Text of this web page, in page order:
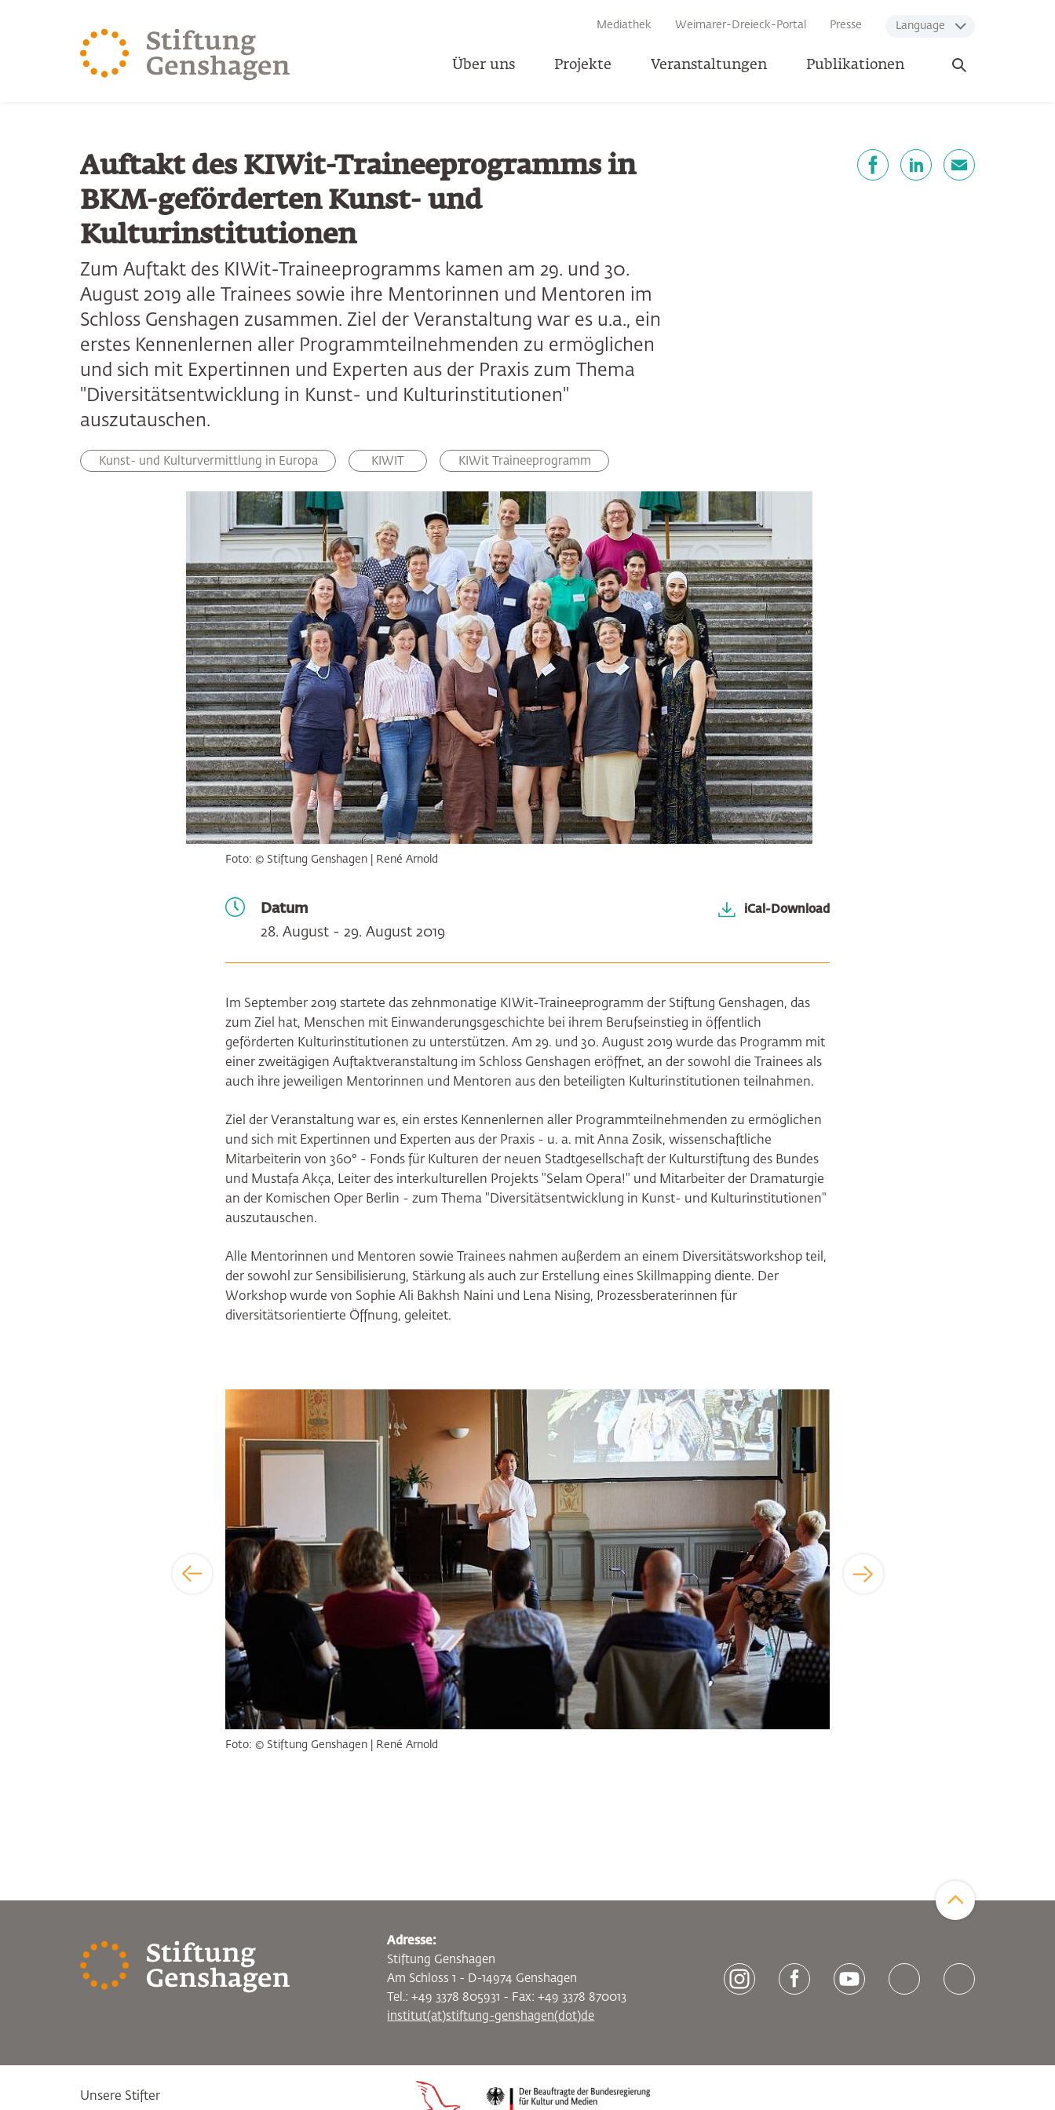
Mediathek Weimarer-Dreieck-Portal Presse Language
Über uns Projekte Veranstaltungen Publikationen
Suche
öffnen
Auftakt des KIWit-Traineeprogramms in
BKM-geförderten Kunst- und
Kulturinstitutionen
Zum Auftakt des KIWit-Traineeprogramms kamen am 29. und 30.
August 2019 alle Trainees sowie ihre Mentorinnen und Mentoren im
Schloss Genshagen zusammen. Ziel der Veranstaltung war es u.a., ein
erstes Kennenlernen aller Programmteilnehmenden zu ermöglichen
und sich mit Expertinnen und Experten aus der Praxis zum Thema
"Diversitätsentwicklung in Kunst- und Kulturinstitutionen"
auszutauschen.
Kunst- und Kulturvermittlung in Europa KIWIT KIWit Traineeprogramm
Foto: © Stiftung Genshagen | René Arnold
Datum
28. August - 29. August 2019
iCal-Download
Im September 2019 startete das zehnmonatige KIWit-Traineeprogramm der Stiftung Genshagen, das
zum Ziel hat, Menschen mit Einwanderungsgeschichte bei ihrem Berufseinstieg in öffentlich
geförderten Kulturinstitutionen zu unterstützen. Am 29. und 30. August 2019 wurde das Programm mit
einer zweitägigen Auftaktveranstaltung im Schloss Genshagen eröffnet, an der sowohl die Trainees als
auch ihre jeweiligen Mentorinnen und Mentoren aus den beteiligten Kulturinstitutionen teilnahmen.
Ziel der Veranstaltung war es, ein erstes Kennenlernen aller Programmteilnehmenden zu ermöglichen
und sich mit Expertinnen und Experten aus der Praxis - u. a. mit Anna Zosik, wissenschaftliche
Mitarbeiterin von 360° - Fonds für Kulturen der neuen Stadtgesellschaft der Kulturstiftung des Bundes
und Mustafa Akça, Leiter des interkulturellen Projekts "Selam Opera!" und Mitarbeiter der Dramaturgie
an der Komischen Oper Berlin - zum Thema "Diversitätsentwicklung in Kunst- und Kulturinstitutionen"
auszutauschen.
Alle Mentorinnen und Mentoren sowie Trainees nahmen außerdem an einem Diversitätsworkshop teil,
der sowohl zur Sensibilisierung, Stärkung als auch zur Erstellung eines Skillmapping diente. Der
Workshop wurde von Sophie Ali Bakhsh Naini und Lena Nising, Prozessberaterinnen für
diversitätsorientierte Öffnung, geleitet.
Bildergalerie überspringen
Foto: © Stiftung Genshagen | René Arnold
[socialLinksTitle]
Adresse:
Stiftung Genshagen
Am Schloss 1 - D-14974 Genshagen
Tel.: +49 3378 805931 - Fax: +49 3378 870013
institut(at)stiftung-genshagen(dot)de
Unsere Stifter